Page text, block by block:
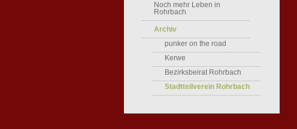
Noch mehr Leben in
Rohrbach
Archiv
punker on the road
Kerwe
Bezirksbeirat Rohrbach
Stadtteilverein Rohrbach